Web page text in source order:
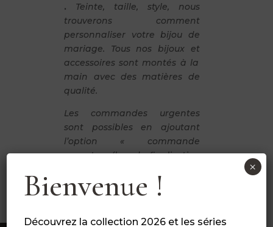
. Teinte, taille, style, nous
trouverons comment
personnaliser votre bijou de
mariage. Tous nos bijoux et
accessoires sont montés à la
main avec des matières de
qualité.
Les commandes urgentes
sont possibles en ajoutant
l’option « commande
urgente » (lors de finalisation
Bienvenue !
Découvrez la collection 2026 et les séries
×